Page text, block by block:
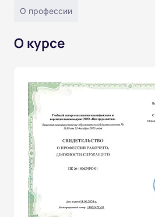
О профессии
О курсе